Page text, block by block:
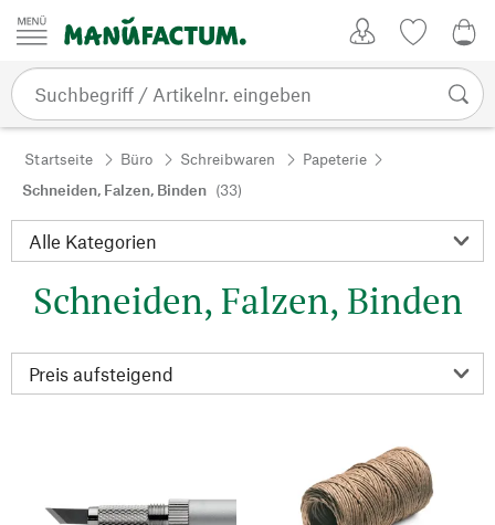
Zum Inhalt springen
Startseite Büro Schreibwaren
Papeterie
Schneiden, Falzen, Binden (33)
Schneiden, Falzen, Binden